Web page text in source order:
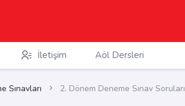
İletişim Aöl Dersleri
Sınavları 2. Dönem Deneme Sınav Soruları